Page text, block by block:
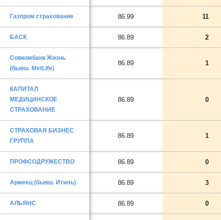
Газпром страхование 86.99 11
БАСК 86.89 2
Совкомбанк Жизнь
(бывш. MetLife)
86.89 1
КАПИТАЛ
МЕДИЦИНСКОЕ
СТРАХОВАНИЕ
86.89 0
СТРАХОВАЯ БИЗНЕС
ГРУППА
86.89 1
ПРОФСОДРУЖЕСТВО 86.89 0
Армеец (бывш. Итиль) 86.89 3
АЛЬЯНС 86.89 0